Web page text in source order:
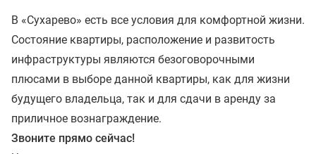
В «Сухарево» есть все условия для комфортной жизни.
Состояние квартиры, расположение и развитость
инфраструктуры являются безоговорочными
плюсами в выборе данной квартиры, как для жизни
будущего владельца, так и для сдачи в аренду за
приличное вознаграждение.
Звоните прямо сейчас!